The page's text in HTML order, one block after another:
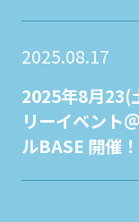
2025.08.17
2025年8月23(
リーイベント
ルBASE 開催！